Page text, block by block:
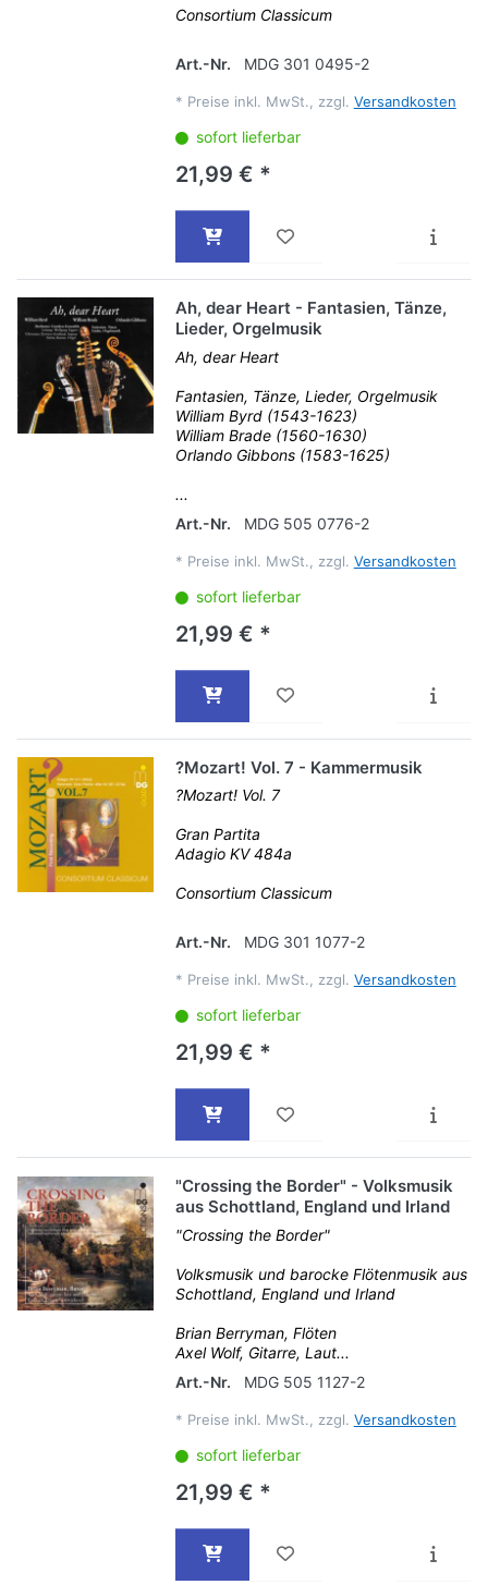
Consortium Classicum
Art.-Nr. MDG 301 0495-2
* Preise inkl. MwSt., zzgl. Versandkosten
sofort lieferbar
21,99 € *
Ah, dear Heart - Fantasien, Tänze,
Lieder, Orgelmusik
Ah, dear Heart
Fantasien, Tänze, Lieder, Orgelmusik
William Byrd (1543-1623)
William Brade (1560-1630)
Orlando Gibbons (1583-1625)
...
Art.-Nr.
MDG 505 0776-2
* Preise inkl. MwSt., zzgl. Versandkosten
sofort lieferbar
21,99 € *
?Mozart! Vol. 7 - Kammermusik
?Mozart! Vol. 7
Gran Partita
Adagio KV 484a
Consortium Classicum
Art.-Nr. MDG 301 1077-2
* Preise inkl. MwSt., zzgl. Versandkosten
sofort lieferbar
21,99 € *
"Crossing the Border" - Volksmusik
aus Schottland, England und Irland
"Crossing the Border"
Volksmusik und barocke Flötenmusik aus
Schottland, England und Irland
Brian Berryman, Flöten
Axel Wolf, Gitarre, Laut...
Art.-Nr.
MDG 505 1127-2
* Preise inkl. MwSt., zzgl. Versandkosten
sofort lieferbar
21,99 € *